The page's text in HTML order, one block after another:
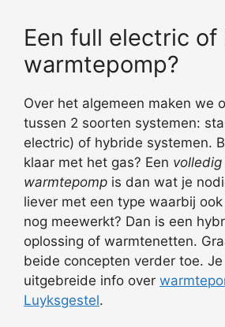
Een full electric of
warmtepomp?
Over het algemeen maken we
tussen 2 soorten systemen:
electric) of hybride systemen.
klaar met het gas? Een
warmtepomp is dan wat je
liever met een type waarbij
nog meewerkt? Dan is een
oplossing of warmtenetten.
beide concepten verder toe.
uitgebreide info over
Luyksgestel.